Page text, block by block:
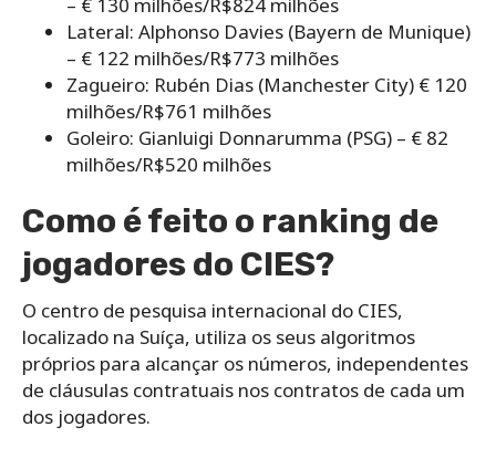
Lateral: Alphonso Davies (Bayern de Munique)
– € 122 milhões/R$773 milhões
Zagueiro: Rubén Dias (Manchester City) € 120
milhões/R$761 milhões
Goleiro: Gianluigi Donnarumma (PSG) – € 82
milhões/R$520 milhões
Como é feito o ranking de
jogadores do CIES?
O centro de pesquisa internacional do CIES,
localizado na Suíça, utiliza os seus algoritmos
próprios para alcançar os números, independentes
de cláusulas contratuais nos contratos de cada um
dos jogadores.